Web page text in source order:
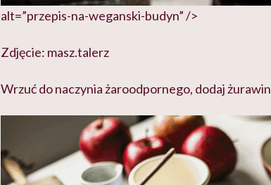
alt=”przepis-na-weganski-budyn” />
Zdjęcie: masz.talerz
Wrzuć do naczynia żaroodpornego, dodaj